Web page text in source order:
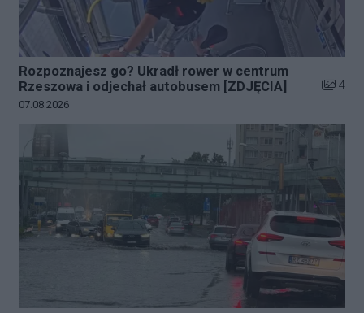
Rozpoznajesz go? Ukradł rower w centrum
Rzeszowa i odjechał autobusem [ZDJĘCIA]
Liczba
4
Data dodania galerii:
07.08.2026